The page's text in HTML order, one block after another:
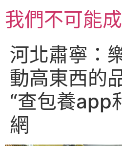
至
主我們不可能
河北肅寧：
動高東西的
“查包養app
網